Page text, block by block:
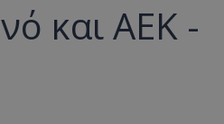
και ΑΕΚ -